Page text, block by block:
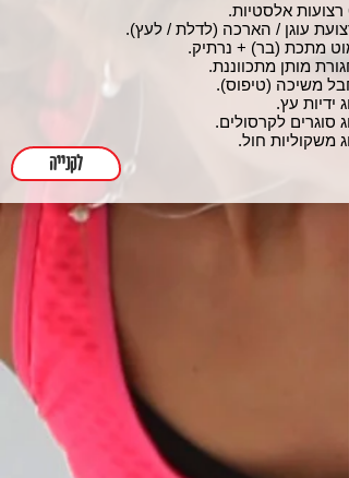
לקנייה
6 רצועות אלסטיות.
רצועת עוגן / הארכה (לדלת / לעץ).
מוט מתכת (בר) + נרתיק.
חגורת מותן מתכווננת.
חבל משיכה (טיפוס).
זוג ידיות עץ.
זוג סוגרים לקרסולים.
זוג משקוליות חול.​